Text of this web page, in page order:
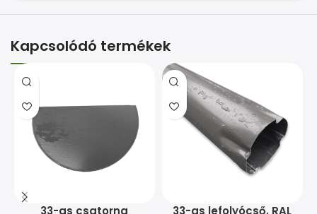
Kapcsolódó termékek
33-as csatorna
33-as lefolyócső, RAL